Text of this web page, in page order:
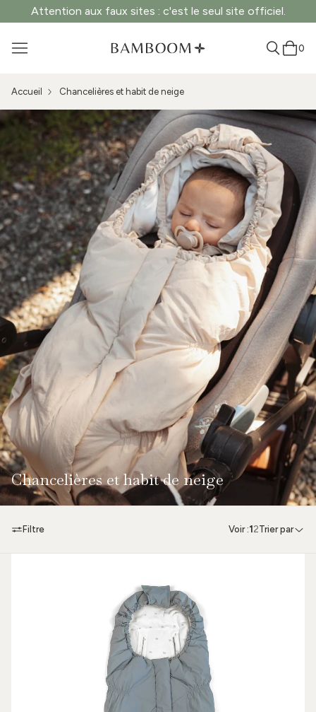
Attention aux faux sites : c'est le seul site officiel.
0
Accueil Chancelières et habit de neige
Chancelières et habit de neige
Filtre Voir :1 2Trier par